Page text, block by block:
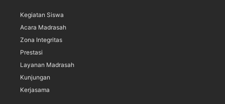
Kegiatan Siswa
Acara Madrasah
Zona Integritas
Prestasi
Layanan Madrasah
Kunjungan
Kerjasama